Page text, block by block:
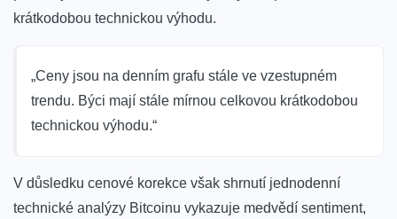
krátkodobou technickou výhodu.
„Ceny jsou na denním grafu stále ve vzestupném
trendu. Býci mají stále mírnou celkovou krátkodobou
technickou výhodu.“
V důsledku cenové korekce však shrnutí jednodenní
technické analýzy Bitcoinu vykazuje medvědí sentiment,